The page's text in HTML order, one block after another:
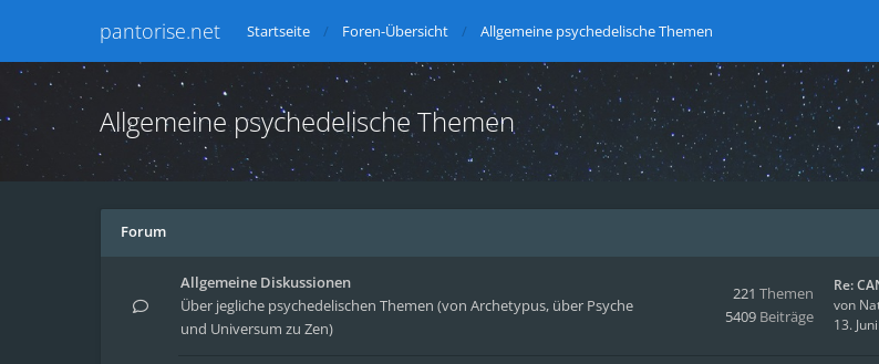
pantorise.net Startseite Foren-Übersicht Allgemeine psychedelische Themen
Allgemeine psychedelische Themen
Forum
Allgemeine Diskussionen
Über jegliche psychedelischen Themen (von Archetypus, über Psyche
und Universum zu Zen)
221 Themen
5409 Beiträge
Re:
von
13.